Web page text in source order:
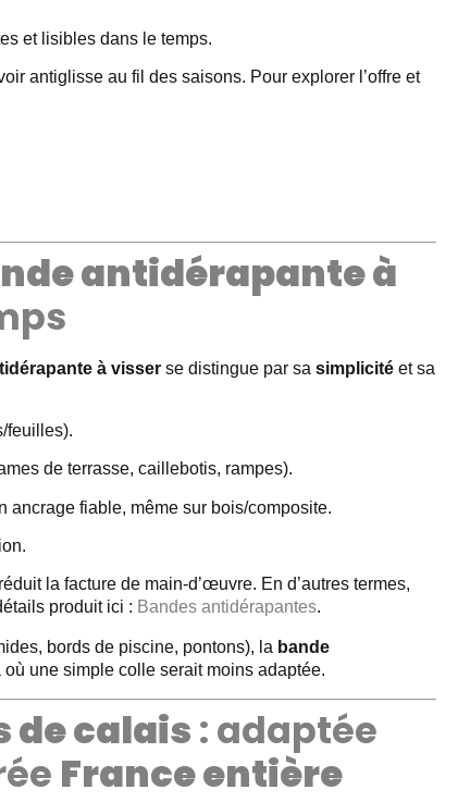
et lisibles dans le temps.
antiglisse au fil des saisons. Pour explorer l’offre et
antidérapante à
à visserse distingue par sa simplicitéet sa
feuilles).
de terrasse, caillebotis, rampes).
ancrage fiable, même sur bois/composite.
la facture de main-d’œuvre. En d’autres termes,
produit ici : Bandes antidérapantes.
bords de piscine, pontons), la bande
une simple colle serait moins adaptée.
de calais: adaptée
France entière